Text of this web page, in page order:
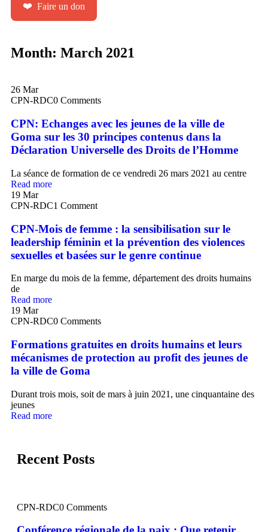
❤️ Faire un don
Month: March 2021
26 Mar
CPN-RDC0 Comments
CPN: Echanges avec les jeunes de la ville de
Goma sur les 30 principes contenus dans la
Déclaration Universelle des Droits de l’Homme
La séance de formation de ce vendredi 26 mars 2021 au centre
Read more
19 Mar
CPN-RDC1 Comment
CPN-Mois de femme : la sensibilisation sur le
leadership féminin et la prévention des violences
sexuelles et basées sur le genre continue
En marge du mois de la femme, département des droits humains
de
Read more
19 Mar
CPN-RDC0 Comments
Formations gratuites en droits humains et leurs
mécanismes de protection au profit des jeunes de
la ville de Goma
Durant trois mois, soit de mars à juin 2021, une cinquantaine des
jeunes
Read more
Recent Posts
CPN-RDC0 Comments